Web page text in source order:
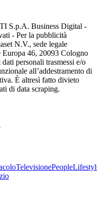
S.p.A. Business Digital -
- Per la pubblicità
N.V., sede legale
46, 20093 Cologno
personali trasmessi e/o
all’addestramento di
È altresì fatto divieto
di data scraping.
TelevisionePeople